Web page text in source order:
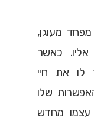
מעוגן,
כאשר
את חיי
שלו
עצמו מחדש